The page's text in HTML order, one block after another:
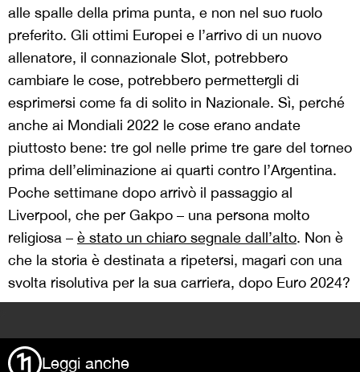
alle spalle della prima punta, e non nel suo ruolo
preferito. Gli ottimi Europei e l’arrivo di un nuovo
allenatore, il connazionale Slot, potrebbero
cambiare le cose, potrebbero permettergli di
esprimersi come fa di solito in Nazionale. Sì, perché
anche ai Mondiali 2022 le cose erano andate
piuttosto bene: tre gol nelle prime tre gare del torneo
prima dell’eliminazione ai quarti contro l’Argentina.
Poche settimane dopo arrivò il passaggio al
Liverpool, che per Gakpo – una persona molto
religiosa – è stato un chiaro segnale dall’alto. Non è
che la storia è destinata a ripetersi, magari con una
svolta risolutiva per la sua carriera, dopo Euro 2024?
Leggi anche